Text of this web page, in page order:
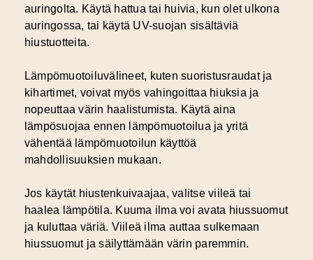
auringolta. Käytä hattua tai huivia, kun olet ulkona
auringossa, tai käytä UV-suojan sisältäviä
hiustuotteita.
Lämpömuotoiluvälineet, kuten suoristusraudat ja
kihartimet, voivat myös vahingoittaa hiuksia ja
nopeuttaa värin haalistumista. Käytä aina
lämpösuojaa ennen lämpömuotoilua ja yritä
vähentää lämpömuotoilun käyttöä
mahdollisuuksien mukaan.
Jos käytät hiustenkuivaajaa, valitse viileä tai
haalea lämpötila. Kuuma ilma voi avata hiussuomut
ja kuluttaa väriä. Viileä ilma auttaa sulkemaan
hiussuomut ja säilyttämään värin paremmin.